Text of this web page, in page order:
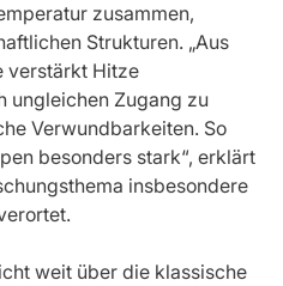
zusammen,
Strukturen. „Aus
verstärkt Hitze
ungleichen Zugang zu
Verwundbarkeiten. So
besonders stark“, erklärt
insbesondere
weit über die klassische